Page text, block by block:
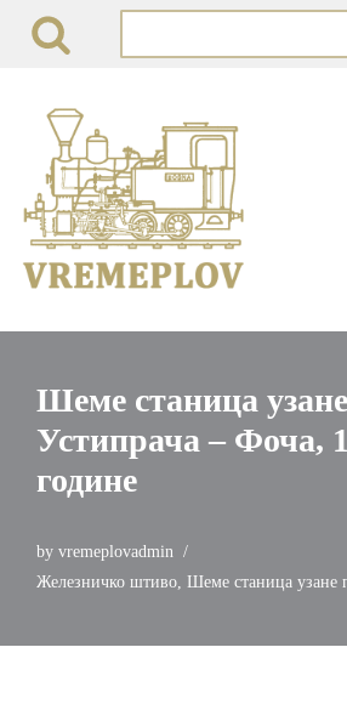
content
Шеме станица
Устипрача – Фоча,
године
by vremeplovadmin
Железничко штиво Шеме станица узане